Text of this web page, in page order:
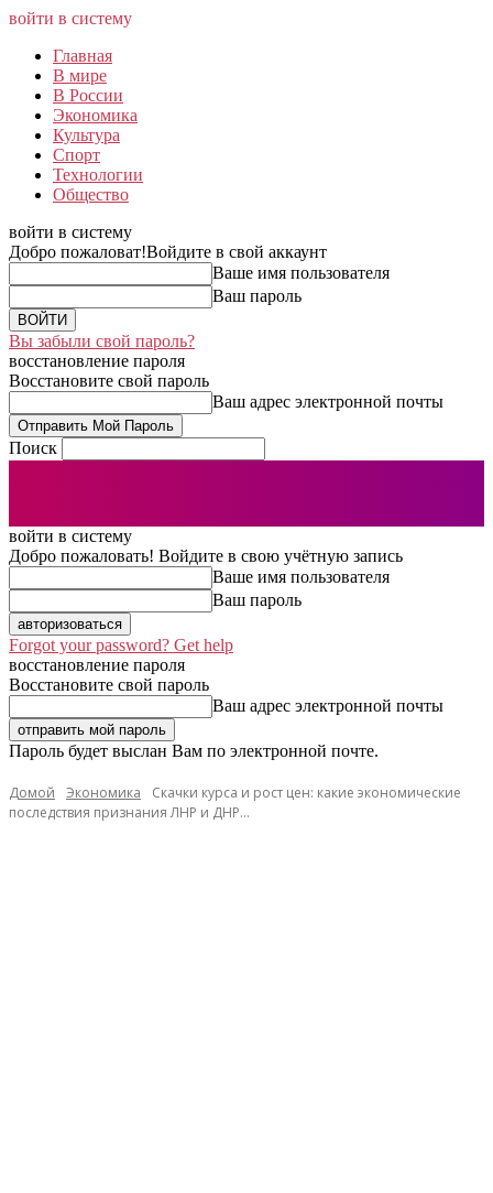
войти в систему
Главная
В мире
В России
Экономика
Культура
Спорт
Технологии
Общество
войти в систему
Добро пожаловат!Войдите в свой аккаунт
Ваше имя пользователя
Ваш пароль
Вы забыли свой пароль?
восстановление пароля
Восстановите свой пароль
Ваш адрес электронной почты
Поиск
войти в систему
Добро пожаловать! Войдите в свою учётную запись
Ваше имя пользователя
Ваш пароль
Forgot your password? Get help
восстановление пароля
Восстановите свой пароль
Ваш адрес электронной почты
Пароль будет выслан Вам по электронной почте.
Домой Экономика
Скачки курса и рост цен: какие экономические
последствия признания ЛНР и ДНР...